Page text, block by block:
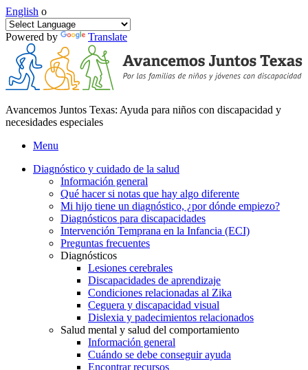
English o
Powered by Translate
Avancemos Juntos Texas: Ayuda para niños con discapacidad y
necesidades especiales
Menu
Diagnóstico y cuidado de la salud
Información general
Qué hacer si notas que hay algo diferente
Mi hijo tiene un diagnóstico, ¿por dónde empiezo?
Diagnósticos para discapacidades
Intervención Temprana en la Infancia (ECI)
Preguntas frecuentes
Diagnósticos
Lesiones cerebrales
Discapacidades de aprendizaje
Condiciones relacionadas al Zika
Ceguera y discapacidad visual
Dislexia y padecimientos relacionados
Salud mental y salud del comportamiento
Información general
Cuándo se debe conseguir ayuda
Encontrar recursos